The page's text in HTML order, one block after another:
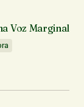
Voz Marginal